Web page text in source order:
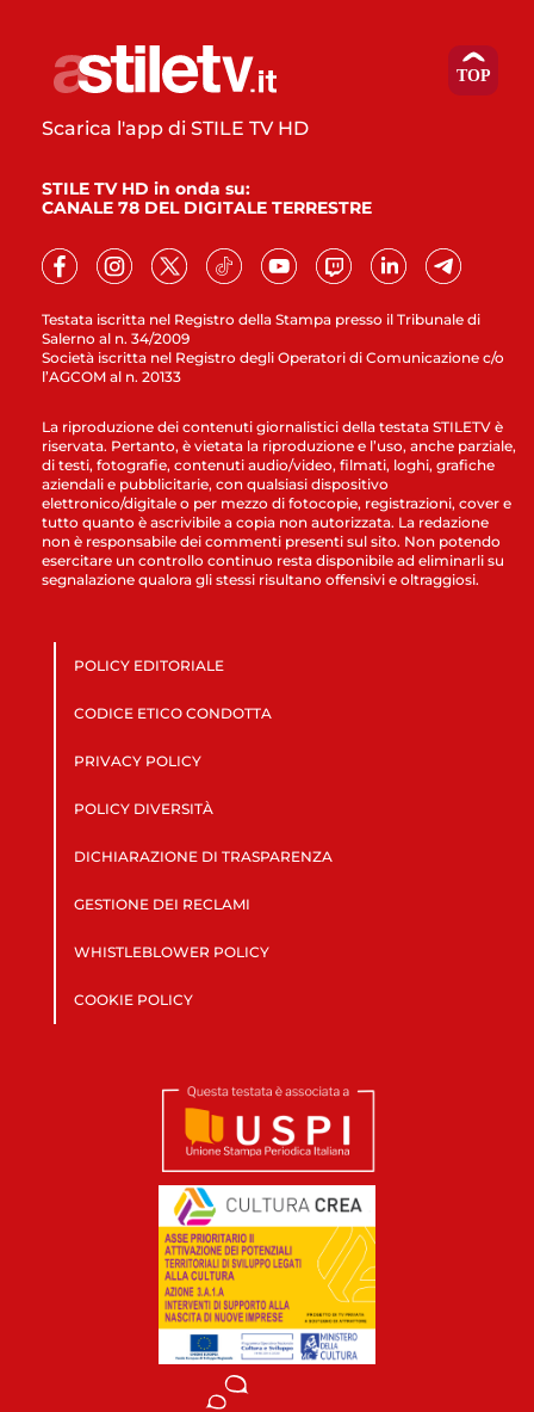
Testata iscritta nel Registro della Stampa presso il Tribunale di
Salerno al n. 34/2009
Società iscritta nel Registro degli Operatori di Comunicazione c/o
l’AGCOM al n. 20133
Scarica l'app di STILE TV HD
STILE TV HD in onda su:
CANALE 78 DEL DIGITALE TERRESTRE
La riproduzione dei contenuti giornalistici della testata STILETV è
riservata. Pertanto, è vietata la riproduzione e l’uso, anche parziale,
di testi, fotografie, contenuti audio/video, filmati, loghi, grafiche
aziendali e pubblicitarie, con qualsiasi dispositivo
elettronico/digitale o per mezzo di fotocopie, registrazioni, cover e
tutto quanto è ascrivibile a copia non autorizzata. La redazione
non è responsabile dei commenti presenti sul sito. Non potendo
esercitare un controllo continuo resta disponibile ad eliminarli su
segnalazione qualora gli stessi risultano offensivi e oltraggiosi.
POLICY EDITORIALE
CODICE ETICO CONDOTTA
PRIVACY POLICY
POLICY DIVERSITÀ
DICHIARAZIONE DI TRASPARENZA
GESTIONE DEI RECLAMI
WHISTLEBLOWER POLICY
COOKIE POLICY